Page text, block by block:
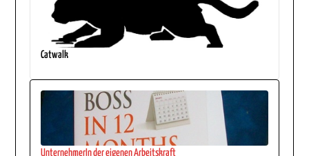
Catwalk
UnternehmerIn der eigenen Arbeitskraft